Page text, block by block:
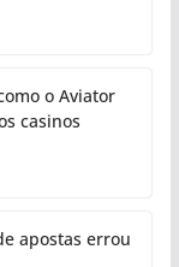
o Aviator
casinos
apostas errou